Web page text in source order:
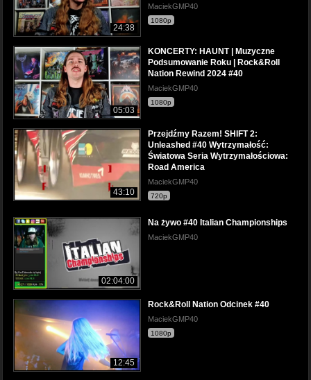
24:38
MaciekGMP40
1080p
05:03
KONCERTY: HAUNT | Muzyczne
Podsumowanie Roku | Rock&Roll
Nation Rewind 2024 #40
MaciekGMP40
1080p
43:10
Przejdźmy Razem! SHIFT 2:
Unleashed #40 Wytrzymałość:
Światowa Seria Wytrzymałościowa:
Road America
MaciekGMP40
720p
02:04:00
Na żywo #40 Italian Championships
MaciekGMP40
12:45
Rock&Roll Nation Odcinek #40
MaciekGMP40
1080p